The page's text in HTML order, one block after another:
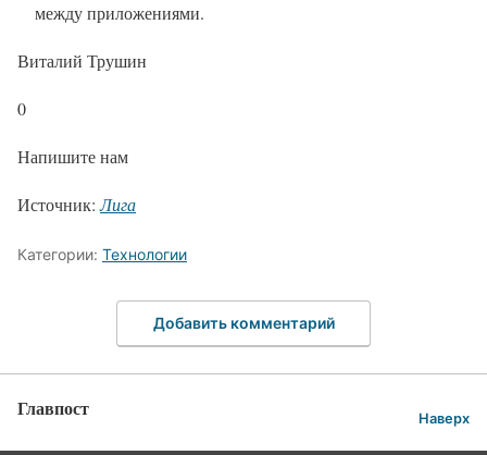
между приложениями.
Виталий Трушин
0
Напишите нам
Источник:Лига
Категории: Технологии
Добавить комментарий
Главпост Наверх